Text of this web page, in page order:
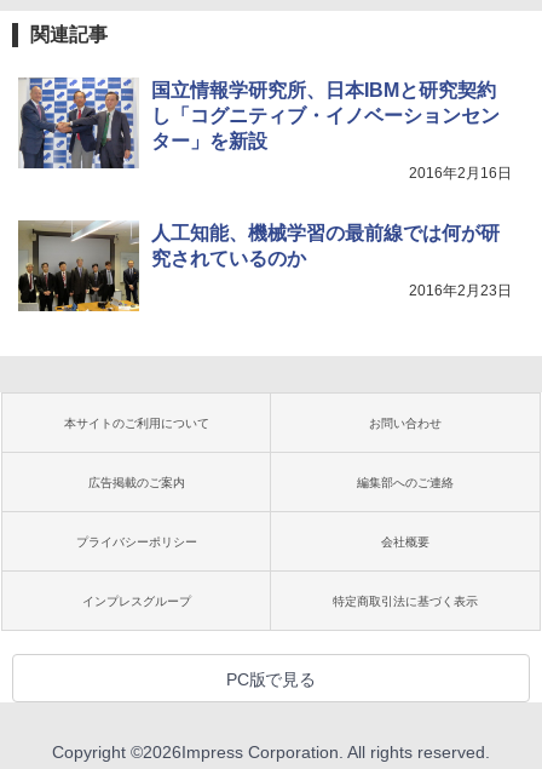
関連記事
国立情報学研究所、日本IBMと研究契約
し「コグニティブ・イノベーションセン
ター」を新設
2016年2月16日
人工知能、機械学習の最前線では何が研
究されているのか
2016年2月23日
本サイトのご利用について お問い合わせ
広告掲載のご案内 編集部へのご連絡
プライバシーポリシー 会社概要
インプレスグループ 特定商取引法に基づく表示
PC版で見る
Copyright ©2026Impress Corporation. All rights reserved.